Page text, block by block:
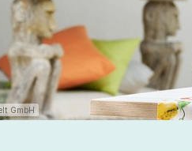
GmbH